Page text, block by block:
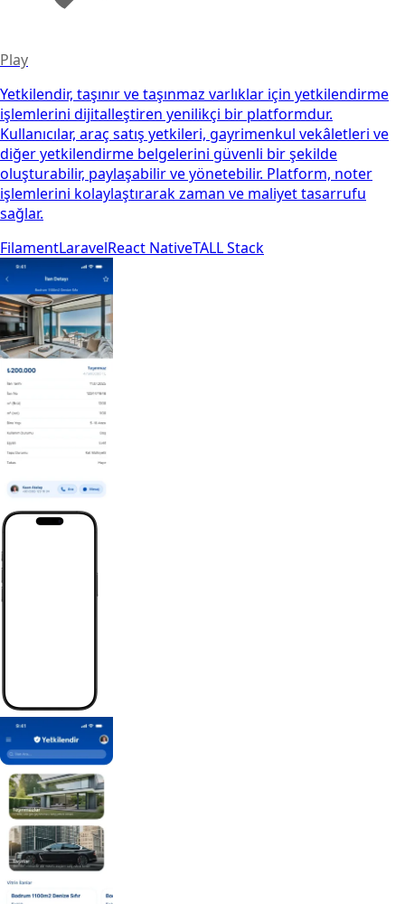
Play
Yetkilendir, taşınır ve taşınmaz varlıklar için yetkilendirme
işlemlerini dijitalleştiren yenilikçi bir platformdur.
Kullanıcılar, araç satış yetkileri, gayrimenkul vekâletleri ve
diğer yetkilendirme belgelerini güvenli bir şekilde
oluşturabilir, paylaşabilir ve yönetebilir. Platform, noter
işlemlerini kolaylaştırarak zaman ve maliyet tasarrufu
sağlar.
FilamentLaravelReact NativeTALL Stack